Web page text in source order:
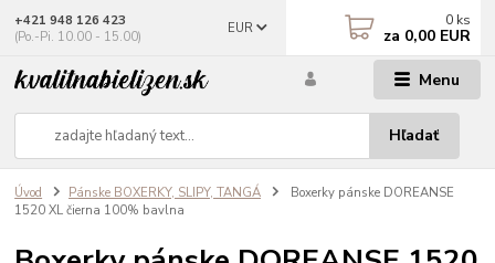
Menu
EUR
Hľadať
+421 948 126 423
(Po.-Pi. 10.00 - 15.00)
0 ks
za 0,00 EUR
Úvod Pánske BOXERKY, SLIPY, TANGÁ
Boxerky pánske DOREANSE
1520 XL čierna 100% bavlna